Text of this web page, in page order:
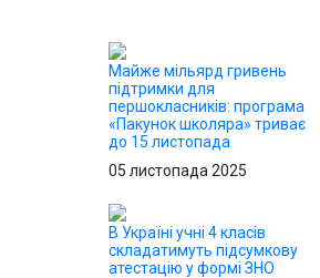
Майже мільярд гривень
підтримки для
першокласників: програма
«Пакунок школяра» триває
до 15 листопада
05 листопада 2025
В Україні учні 4 класів
складатимуть підсумкову
атестацію у формі ЗНО